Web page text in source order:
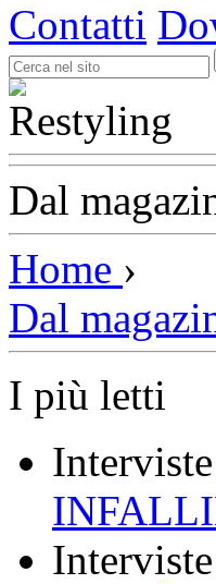
Contatti
Dal
Home ›
Dal
I più letti
Interviste
Interviste